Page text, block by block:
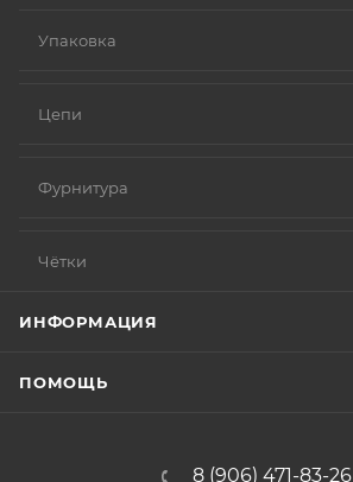
Упаковка
Цепи
Фурнитура
Чётки
ИНФОРМАЦИЯ
ПОМОЩЬ
8 (906) 471-83-26